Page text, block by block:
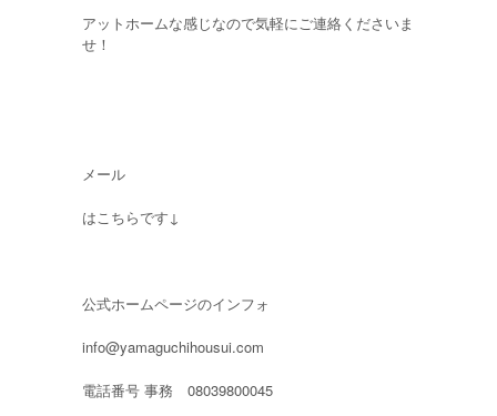
アットホームな感じなので気軽にご連絡くださいま
せ！
メール
はこちらです↓
公式ホームページのインフォ
info@yamaguchihousui.com
電話番号 事務 08039800045